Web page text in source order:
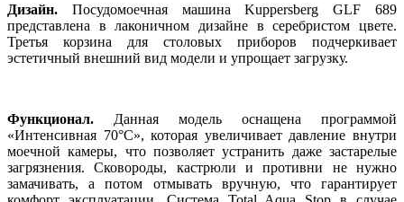
Дизайн. Посудомоечная машина Kuppersberg GLF 689
представлена в лаконичном дизайне в серебристом цвете.
Третья корзина для столовых приборов подчеркивает
эстетичный внешний вид модели и упрощает загрузку.
Функционал. Данная модель оснащена программой
«Интенсивная 70°С», которая увеличивает давление внутри
моечной камеры, что позволяет устранить даже застарелые
загрязнения. Сковороды, кастрюли и противни не нужно
замачивать, а потом отмывать вручную, что гарантирует